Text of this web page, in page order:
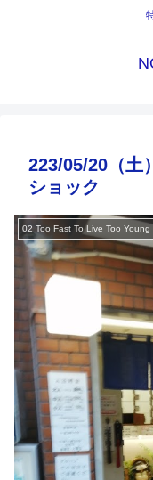
223/05/20（土
ショック
02 Too Fast To Live Too Young